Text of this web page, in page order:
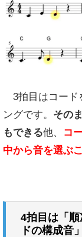
3拍目はコード
ングです。 その
もできる他、
コ
中から音を選ぶ
4拍目は「
ドの構成音」